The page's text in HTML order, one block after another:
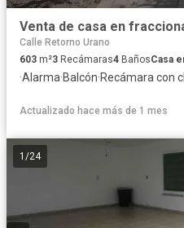
Venta de casa en
Calle Retorno Urano
603 m²3 Recámaras4 BañosCasa
·Alarma·Balcón·Recámara con
Actualizado hace más de 1 mes
1 /24